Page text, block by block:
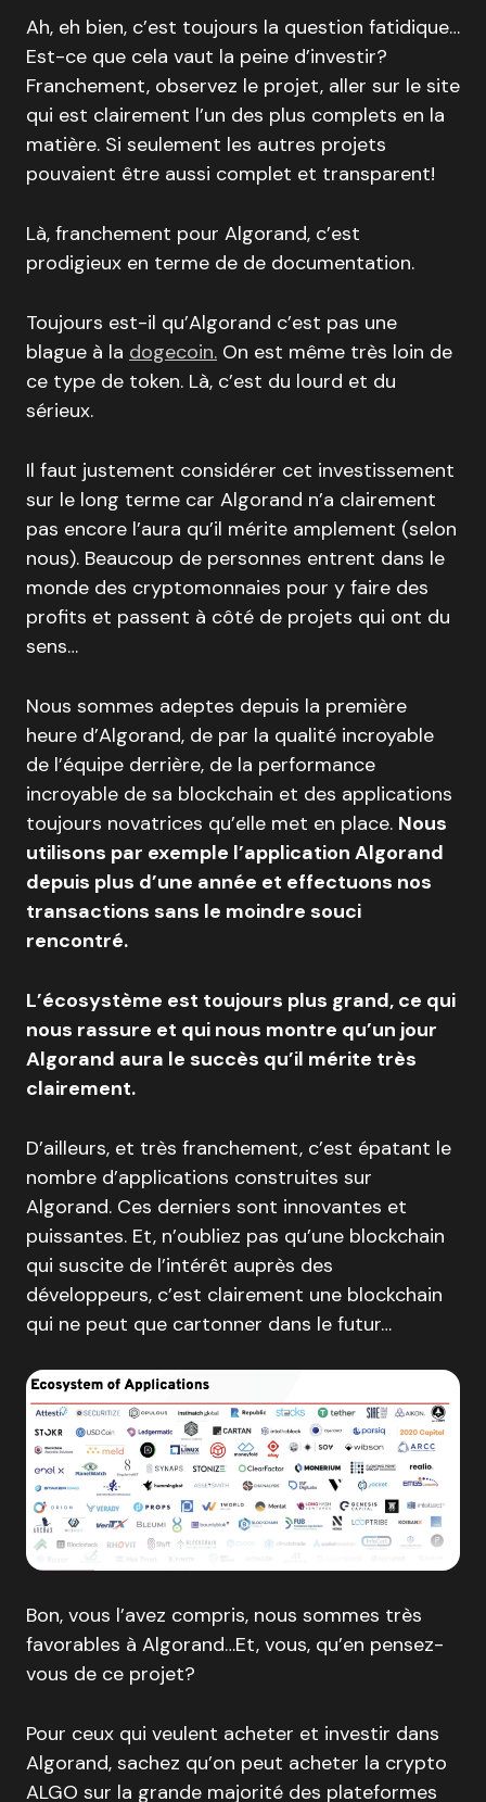
Ah, eh bien, c’est toujours la question fatidique…
Est-ce que cela vaut la peine d’investir?
Franchement, observez le projet, aller sur le site
qui est clairement l’un des plus complets en la
matière. Si seulement les autres projets
pouvaient être aussi complet et transparent!
Là, franchement pour Algorand, c’est
prodigieux en terme de de documentation.
Toujours est-il qu’Algorand c’est pas une
blague à la dogecoin. On est même très loin de
ce type de token. Là, c’est du lourd et du
sérieux.
Il faut justement considérer cet investissement
sur le long terme car Algorand n’a clairement
pas encore l’aura qu’il mérite amplement (selon
nous). Beaucoup de personnes entrent dans le
monde des cryptomonnaies pour y faire des
profits et passent à côté de projets qui ont du
sens…
Nous sommes adeptes depuis la première
heure d’Algorand, de par la qualité incroyable
de l’équipe derrière, de la performance
incroyable de sa blockchain et des applications
toujours novatrices qu’elle met en place. Nous
utilisons par exemple l’application Algorand
depuis plus d’une année et effectuons nos
transactions sans le moindre souci
rencontré.
L’écosystème est toujours plus grand, ce qui
nous rassure et qui nous montre qu’un jour
Algorand aura le succès qu’il mérite très
clairement.
D’ailleurs, et très franchement, c’est épatant le
nombre d’applications construites sur
Algorand. Ces derniers sont innovantes et
puissantes. Et, n’oubliez pas qu’une blockchain
qui suscite de l’intérêt auprès des
développeurs, c’est clairement une blockchain
qui ne peut que cartonner dans le futur…
Bon, vous l’avez compris, nous sommes très
favorables à Algorand…Et, vous, qu’en pensez-
vous de ce projet?
Pour ceux qui veulent acheter et investir dans
Algorand, sachez qu’on peut acheter la crypto
ALGO sur la grande majorité des plateformes